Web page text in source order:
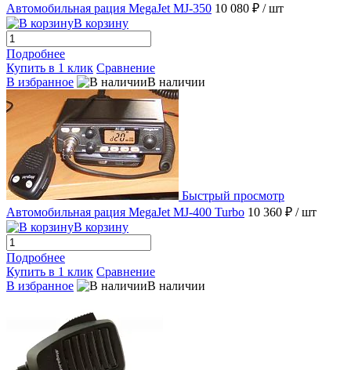
Автомобильная рация MegaJet MJ-350 10 080 ₽ / шт
В корзину
Подробнее
Купить в 1 клик Сравнение
В избранное
В наличии
Быстрый просмотр
Автомобильная рация MegaJet MJ-400 Turbo 10 360 ₽ / шт
В корзину
Подробнее
Купить в 1 клик Сравнение
В избранное
В наличии